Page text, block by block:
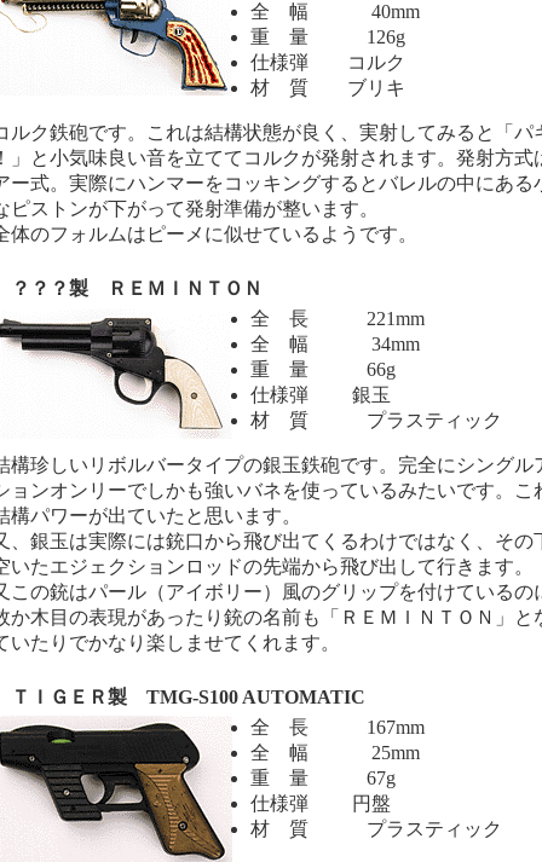
全 幅 40mm
重 量 126g
仕様弾 コルク
材 質 ブリキ
ク鉄砲です。これは結構状態が良く、実射してみると「パ
」と小気味良い音を立ててコルクが発射されます。発射方式
ー式。実際にハンマーをコッキングするとバレルの中にある
ピストンが下がって発射準備が整います。
のフォルムはピーメに似せているようです。
？？製 ＲＥＭＩＮＴＯＮ
全 長 221mm
全 幅 34mm
重 量 66g
仕様弾 銀玉
材 質 プラスティック
珍しいリボルバータイプの銀玉鉄砲です。完全にシングル
ョンオンリーでしかも強いバネを使っているみたいです。こ
構パワーが出ていたと思います。
銀玉は実際には銃口から飛び出てくるわけではなく、その
いたエジェクションロッドの先端から飛び出して行きます。
の銃はパール（アイボリー）風のグリップを付けているの
か木目の表現があったり銃の名前も「ＲＥＭＩＮＴＯＮ」と
いたりでかなり楽しませてくれます。
ＩＧＥＲ製 TMG-S100 AUTOMATIC
全 長 167mm
全 幅 25mm
重 量 67g
仕様弾 円盤
材 質 プラスティック